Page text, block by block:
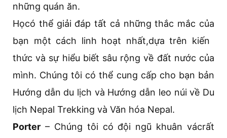
những quán ăn.
Họcó thể giải đáp tất cả những thắc mắc của
bạn một cách linh hoạt nhất,dựa trên kiến ​​
thức và sự hiểu biết sâu rộng về đất nước của
mình. Chúng tôi có thể cung cấp cho bạn bản
Hướng dẫn du lịch và Hướng dẫn leo núi về Du
lịch Nepal Trekking và Văn hóa Nepal.
Porter – Chúng tôi có đội ngũ khuân vácrất